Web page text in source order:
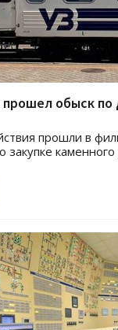
обыск по
прошли в
закупке